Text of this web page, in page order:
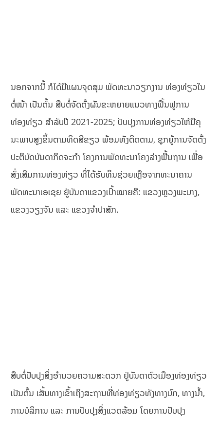
ນອກຈາກນີ້ ກໍໄດ້ມີແຜນຈຸດສຸມ ພັດທະນາວຽກງານ ທ່ອງທ່ຽວໃນ
ຕໍ່ໜ້າ ເປັນຕົ້ນ ສືບຕໍ່ຈັດຕັ້ງຜັນຂະຫຍາຍແນວທາງຟື້ນຟູການ
ທ່ອງທ່ຽວ ສຳລັບປີ 2021-2025; ປັບປຸງການທ່ອງທ່ຽວໃຫ້ມີຄຸ
ນະພາບສູງຂຶ້ນຕາມທິດສີຂຽວ ພ້ອມທັງຕິດຕາມ, ຊຸກຍູ້ການຈັດຕັ້ງ
ປະຕິບັດບັນດາກິດຈະກໍາ ໂຄງການພັດທະນາໂຄງລ່າງພື້ນຖານ ເພື່ອ
ສົ່ງເສີມການທ່ອງທ່ຽວ ທີ່ໄດ້ຮັບທຶນຊ່ວຍເຫຼືອຈາກທະນາຄານ
ພັດທະນາເອເຊຍ ຢູ່ບັນດາແຂວງເປົ້າໝາຍຄື: ແຂວງຫຼວງພະບາງ,
ແຂວງວຽງຈັນ ແລະ ແຂວງຈຳປາສັກ.
ສືບຕໍ່ປັບປຸງສິ່ງອໍານວຍຄວາມສະດວກ ຢູ່ບັນດາຕົວເມືອງທ່ອງທ່ຽວ
ເປັນຕົ້ນ ເສັ້ນທາງເຂົ້າເຖິງສະຖານທີ່ທ່ອງທ່ຽວທັງທາງບົກ, ທາງນໍ້າ,
ການບໍລິການ ແລະ ການປັບປຸງສິ່ງແວດລ້ອມ ໂດຍການປັບປຸງ